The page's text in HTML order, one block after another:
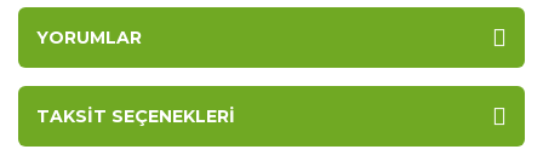
YORUMLAR
TAKSIT SEÇENEKLERI